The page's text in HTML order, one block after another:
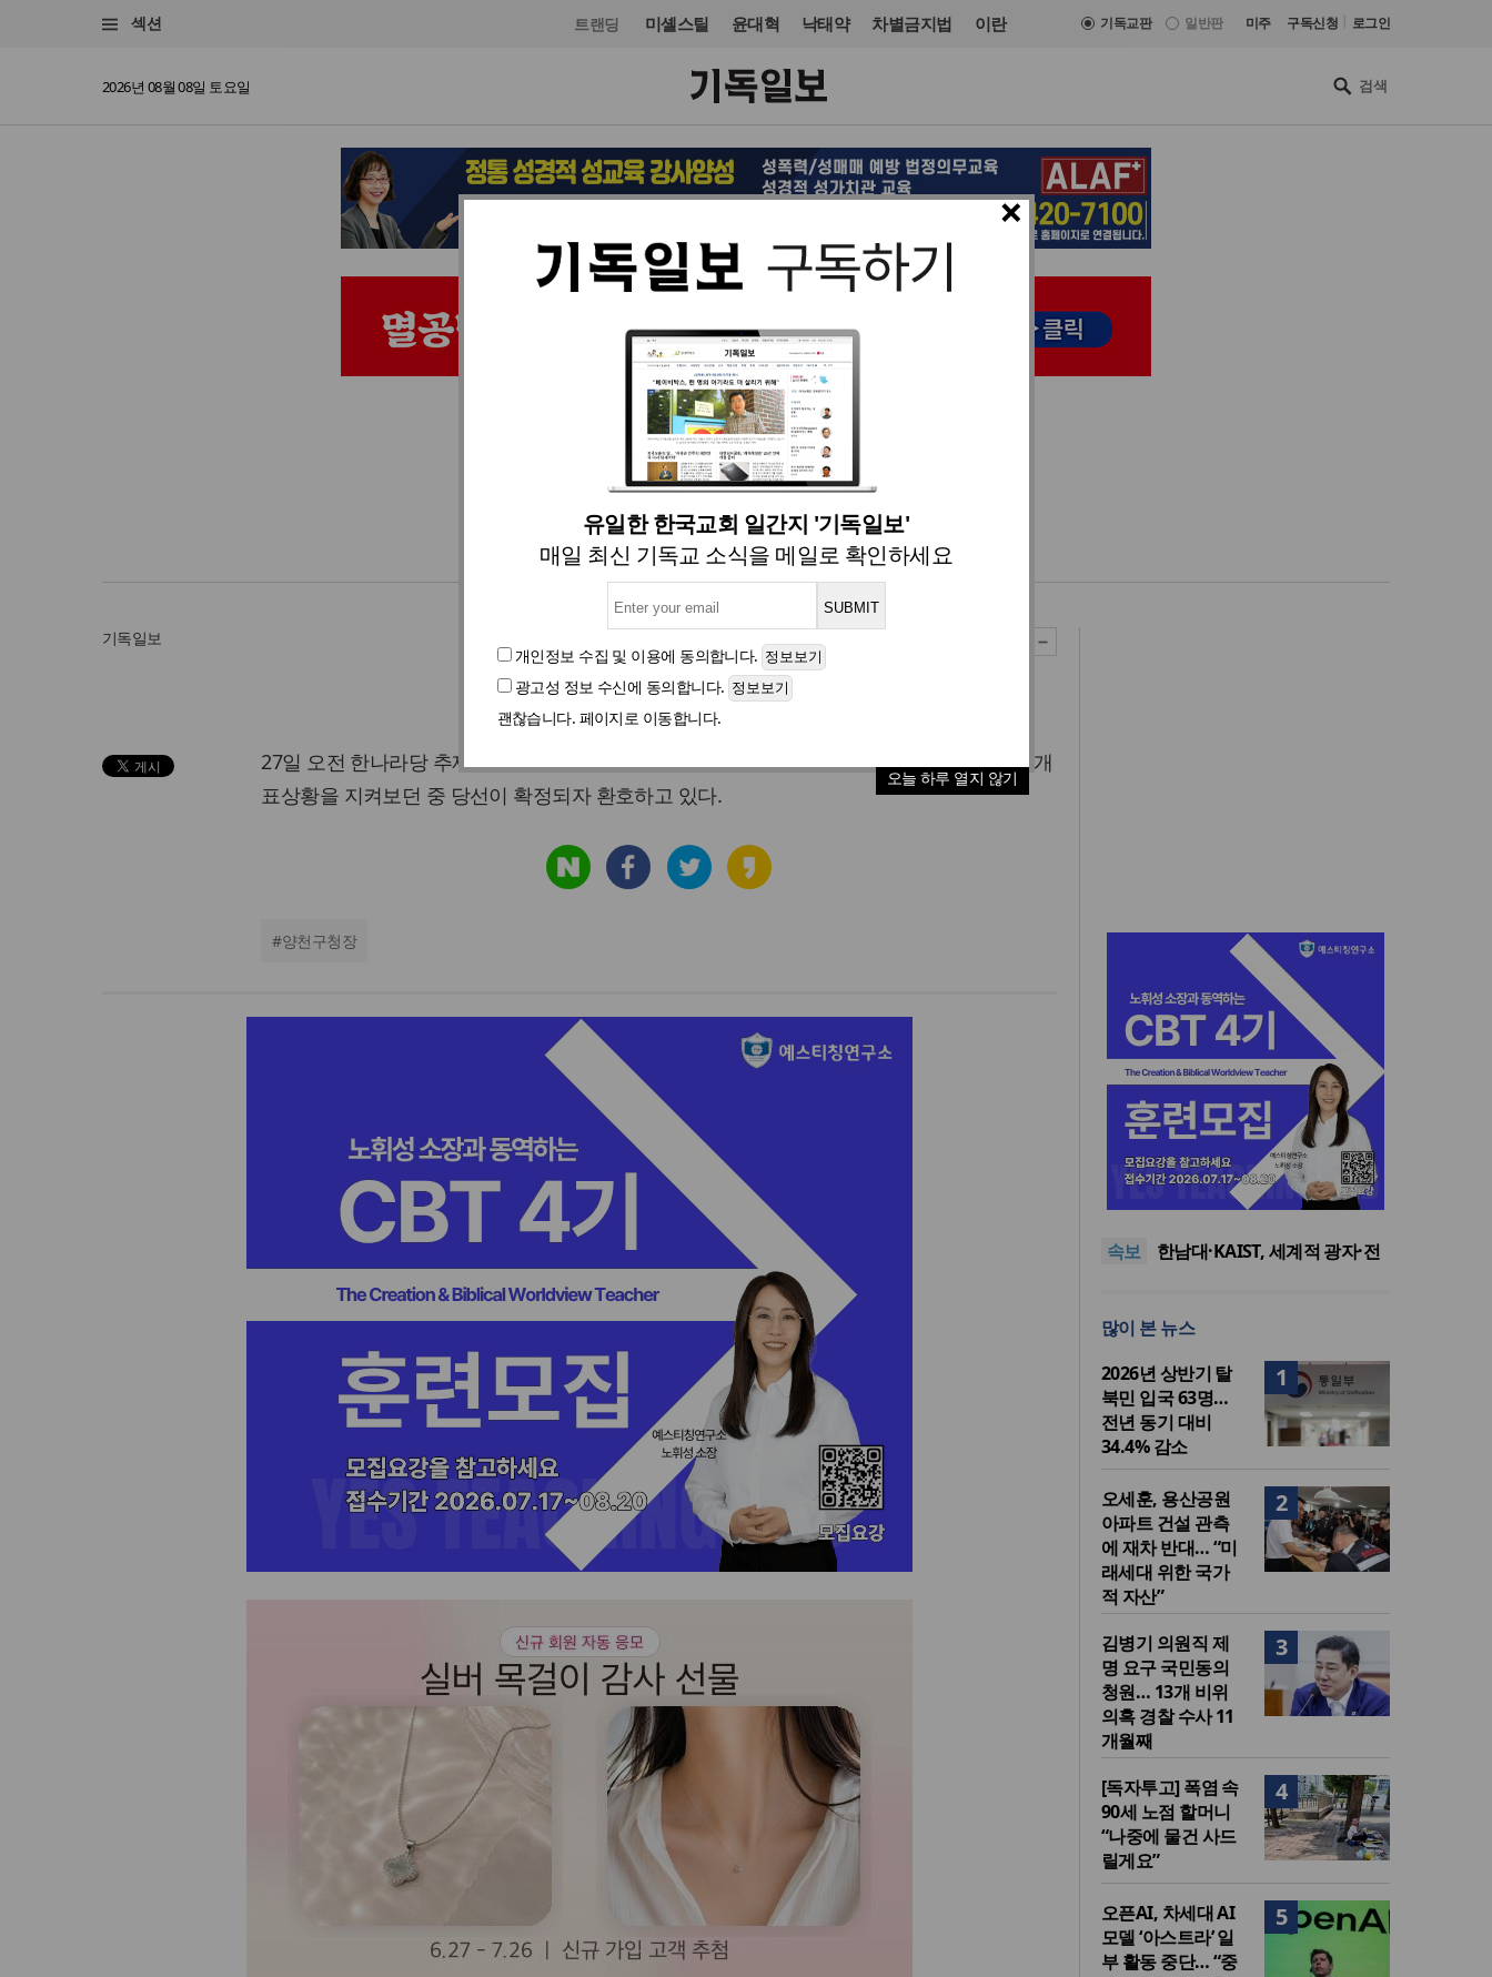
섹션 트랜딩 미셸스틸 윤대혁 낙태약 차별금지법 이란 기독교판 일반판 미주 구독신청 로그인
2026년 08월 08일 토요일
×
유일한 한국교회 일간지 '기독일보'
매일 최신 기독교 소식을 메일로 확인하세요
개인정보 수집 및 이용에 동의합니다.
광고성 정보 수신에 동의합니다.
괜찮습니다. 페이지로 이동합니다.
오늘 하루 열지 않기
입력 2011. 10. 27 07:22
양천구청장에 한나라당 추재엽
기독일보
27일 오전 한나라당 추재엽 양천구청장 후보가 서울 양천구 신정동 자신의 선거사무실에서 개
표상황을 지켜보던 중 당선이 확정되자 환호하고 있다.
#양천구청장
속보
느헤미야 연합기도회, ‘왕의 기
도’로 나라·한국교회·다음세대
세기총 “자유를 지키며 하나 된
시장 담은 로컬 매거진 ‘포항집’
한남대·KAIST, 세계적 광자·전
도’로 나라·한국교회·다음세대
세기총 “자유를 지키며 하나 된
희망의 미래를 향하여”
많이 본 뉴스
1
2026년 상반기 탈
북민 입국 63명…
전년 동기 대비
34.4% 감소
2
오세훈, 용산공원
아파트 건설 관측
에 재차 반대… “미
래세대 위한 국가
적 자산”
3
김병기 의원직 제
명 요구 국민동의
청원… 13개 비위
의혹 경찰 수사 11
개월째
4
[독자투고] 폭염 속
90세 노점 할머니
“나중에 물건 사드
릴게요”
5
오픈AI, 차세대 AI
모델 ‘아스트라’ 일
부 활동 중단… “중